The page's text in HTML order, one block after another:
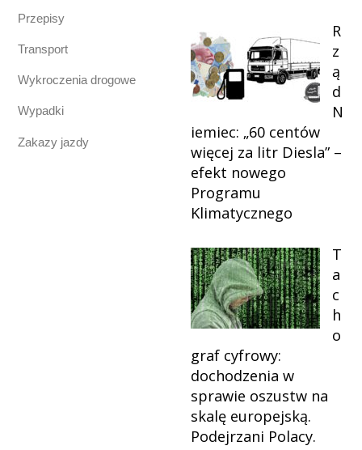
Przepisy
Transport
Wykroczenia drogowe
Wypadki
Zakazy jazdy
R
z
ą
d
N
iemiec: „60 centów
więcej za litr Diesla” –
efekt nowego
Programu
Klimatycznego
T
a
c
h
o
graf cyfrowy:
dochodzenia w
sprawie oszustw na
skalę europejską.
Podejrzani Polacy.